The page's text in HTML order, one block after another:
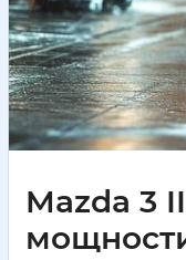
Mazda 3